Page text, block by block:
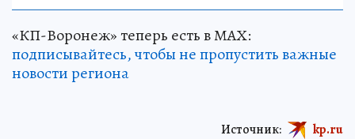
«КП-Воронеж» теперь есть в МАХ:
подписывайтесь, чтобы не пропустить важные
новости региона
Источник: kp.ru